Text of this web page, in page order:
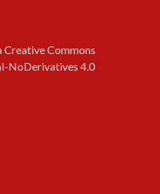
Creative Commons
NoDerivatives 4.0